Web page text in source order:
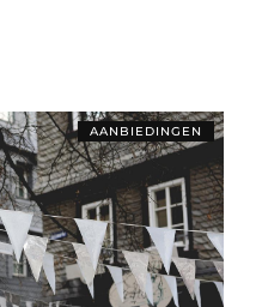
AANBIEDINGEN